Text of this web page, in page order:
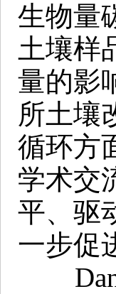
生物量
土壤样
量的影
所土壤
循环方
学术交
平、驱
一步促